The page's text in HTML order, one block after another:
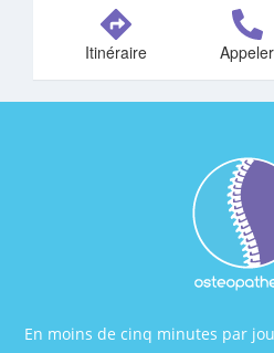
Itinéraire Appeler
En moins de cinq minutes par